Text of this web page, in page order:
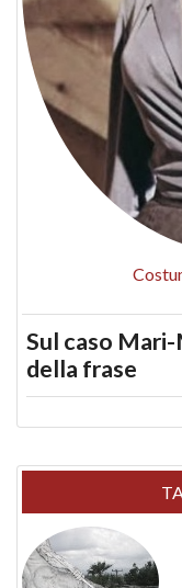
Sul caso
della frase